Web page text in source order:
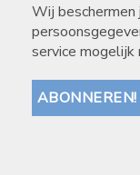
Wij beschermen
service mogelijk